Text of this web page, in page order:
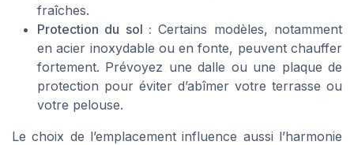
fraîches.
Protection du sol : Certains modèles, notamment
en acier inoxydable ou en fonte, peuvent chauffer
fortement. Prévoyez une dalle ou une plaque de
protection pour éviter d’abîmer votre terrasse ou
votre pelouse.
Le choix de l’emplacement influence aussi l’harmonie